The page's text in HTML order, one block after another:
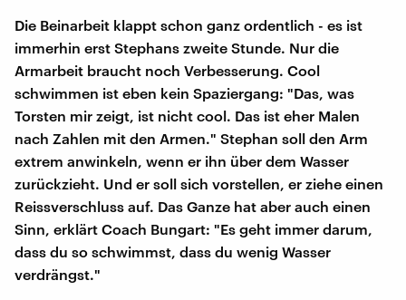
Die Beinarbeit klappt schon ganz ordentlich - es ist
immerhin erst Stephans zweite Stunde. Nur die
Armarbeit braucht noch Verbesserung. Cool
schwimmen ist eben kein Spaziergang: "Das, was
Torsten mir zeigt, ist nicht cool. Das ist eher Malen
nach Zahlen mit den Armen." Stephan soll den Arm
extrem anwinkeln, wenn er ihn über dem Wasser
zurückzieht. Und er soll sich vorstellen, er ziehe einen
Reissverschluss auf. Das Ganze hat aber auch einen
Sinn, erklärt Coach Bungart: "Es geht immer darum,
dass du so schwimmst, dass du wenig Wasser
verdrängst."